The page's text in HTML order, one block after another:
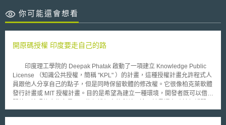
你可能還會想看
開原碼授權 印度要走自己的路
印度理工學院的 Deepak Phatak 啟動了一項建立 Knowledge Public
License （知識公共授權，簡稱 "KPL" ）的計畫，這種授權計畫允許程式人
員跟他人分享自己的點子，但是同時保留軟體的修改權。它很像柏克萊軟體
發行計畫或 MIT 授權計畫。目的是希望為建立一種環境，開發者既可以借助
碼運動和專屬軟體商之間日趨緊張的關係。 Phatak 的授權計畫有著先